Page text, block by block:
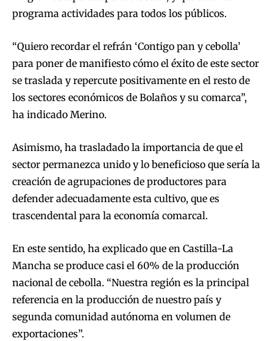
programa actividades para todos los públicos.
“Quiero recordar el refrán ‘Contigo pan y cebolla’
para poner de manifiesto cómo el éxito de este sector
se traslada y repercute positivamente en el resto de
los sectores económicos de Bolaños y su comarca”,
ha indicado Merino.
Asimismo, ha trasladado la importancia de que el
sector permanezca unido y lo beneficioso que sería la
creación de agrupaciones de productores para
defender adecuadamente esta cultivo, que es
trascendental para la economía comarcal.
En este sentido, ha explicado que en Castilla-La
Mancha se produce casi el 60% de la producción
nacional de cebolla. “Nuestra región es la principal
referencia en la producción de nuestro país y
segunda comunidad autónoma en volumen de
exportaciones”.